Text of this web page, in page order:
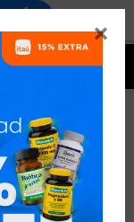

RECOMENDADOS